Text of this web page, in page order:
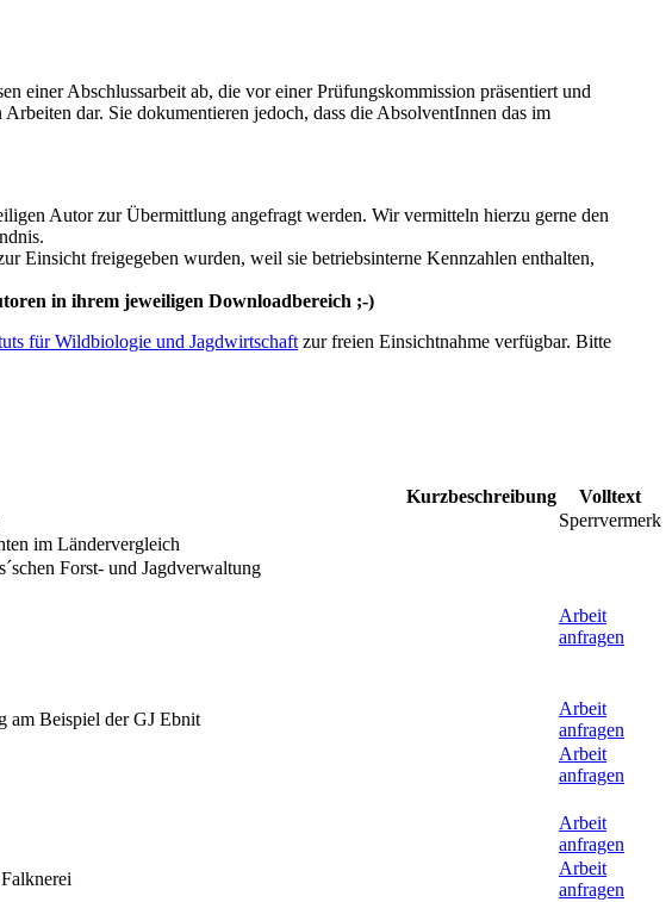
einer Abschlussarbeit ab, die vor einer Prüfungskommission präsentiert und
dar. Sie dokumentieren jedoch, dass die AbsolventInnen das im
Autor zur Übermittlung angefragt werden. Wir vermitteln hierzu gerne den
Einsicht freigegeben wurden, weil sie betriebsinterne Kennzahlen enthalten,
in ihrem jeweiligen Downloadbereich ;-)
für Wildbiologie und Jagdwirtschaft zur freien Einsichtnahme verfügbar. Bitte
Kurzbeschreibung
Volltext
Sperrvermerk
im Ländervergleich
Forst- und Jagdverwaltung
Arbeit
anfragen
am Beispiel der GJ Ebnit
Arbeit
anfragen
Arbeit
anfragen
Arbeit
anfragen
Arbeit
anfragen